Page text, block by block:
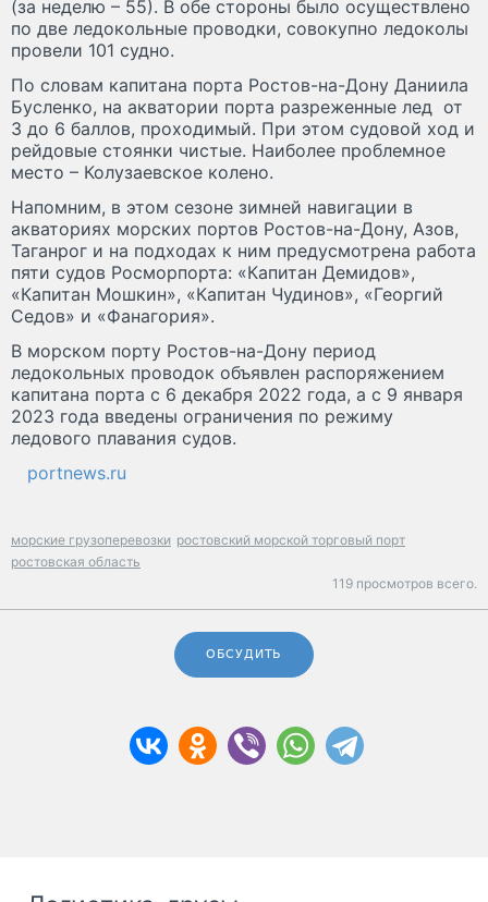
(за неделю – 55). В обе стороны было осуществлено
по две ледокольные проводки, совокупно ледоколы
провели 101 судно.
По словам капитана порта Ростов-на-Дону Даниила
Бусленко, на акватории порта разреженные лед от
3 до 6 баллов, проходимый. При этом судовой ход и
рейдовые стоянки чистые. Наиболее проблемное
место – Колузаевское колено.
Напомним, в этом сезоне зимней навигации в
акваториях морских портов Ростов-на-Дону, Азов,
Таганрог и на подходах к ним предусмотрена работа
пяти судов Росморпорта: «Капитан Демидов»,
«Капитан Мошкин», «Капитан Чудинов», «Георгий
Седов» и «Фанагория».
В морском порту Ростов-на-Дону период
ледокольных проводок объявлен распоряжением
капитана порта с 6 декабря 2022 года, а с 9 января
2023 года введены ограничения по режиму
ледового плавания судов.
portnews.ru
морские грузоперевозки ростовский морской торговый порт
ростовская область
119 просмотров всего.
ОБСУДИТЬ